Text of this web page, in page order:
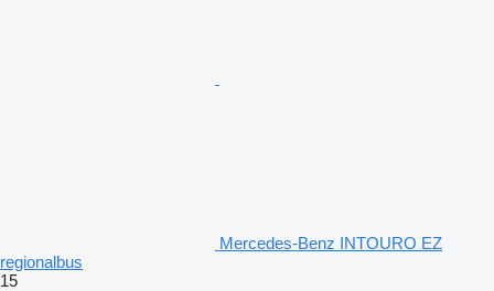
Mercedes-Benz INTOURO EZ
regionalbus
15